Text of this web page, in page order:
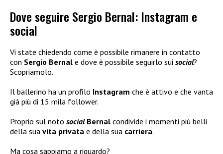
Dove seguire Sergio Bernal: Instagram e
social
Vi state chiedendo come è possibile rimanere in contatto
con Sergio Bernal e dove è possibile seguirlo sui social?
Scopriamolo.
Il ballerino ha un profilo Instagram che è attivo e che vanta
già più di 15 mila follower.
Proprio sul noto social Bernal condivide i momenti più belli
della sua vita privata e della sua carriera.
Ma cosa sappiamo a riguardo?